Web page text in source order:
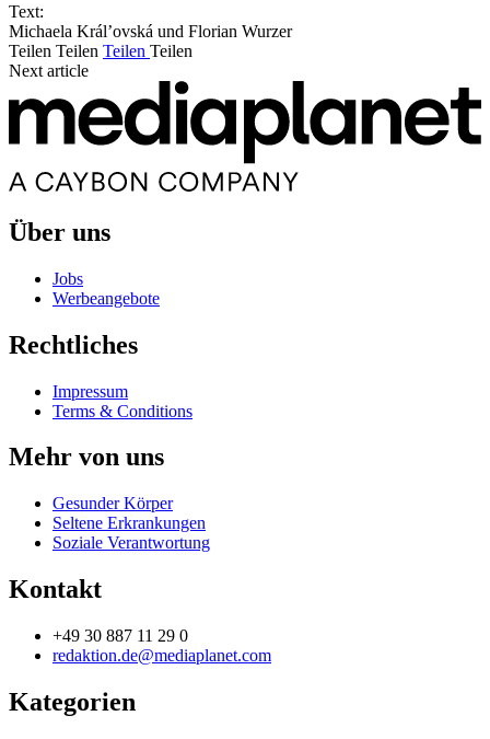
Text:
Michaela Král’ovská und Florian Wurzer
Teilen Teilen Teilen Teilen
Next article
Über uns
Jobs
Werbeangebote
Rechtliches
Impressum
Terms & Conditions
Mehr von uns
Gesunder Körper
Seltene Erkrankungen
Soziale Verantwortung
Kontakt
+49 30 887 11 29 0
redaktion.de@mediaplanet.com
Kategorien